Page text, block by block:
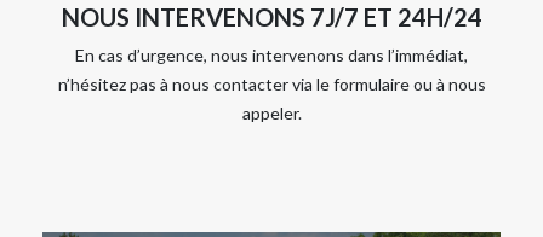
NOUS INTERVENONS 7J/7 ET 24H/24
En cas d’urgence, nous intervenons dans l’immédiat,
n’hésitez pas à nous contacter via le formulaire ou à nous
appeler.